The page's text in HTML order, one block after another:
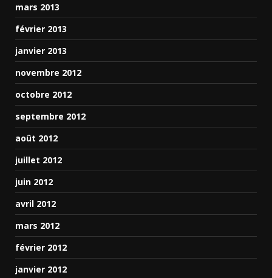
mars 2013
février 2013
janvier 2013
novembre 2012
octobre 2012
septembre 2012
août 2012
juillet 2012
juin 2012
avril 2012
mars 2012
février 2012
janvier 2012